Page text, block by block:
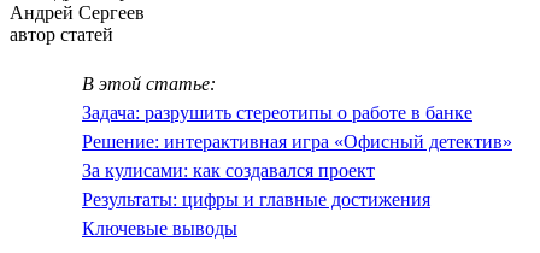
Андрей Сергеев
автор статей
В этой статье:
Задача: разрушить стереотипы о работе в банке
Решение: интерактивная игра «Офисный детектив»
За кулисами: как создавался проект
Результаты: цифры и главные достижения
Ключевые выводы